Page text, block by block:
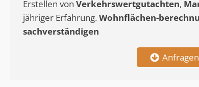
Erstellen von Verkehrswertgutachten,
jähriger Erfahrung. Wohnflächen-
sachverständigen
Anfragen